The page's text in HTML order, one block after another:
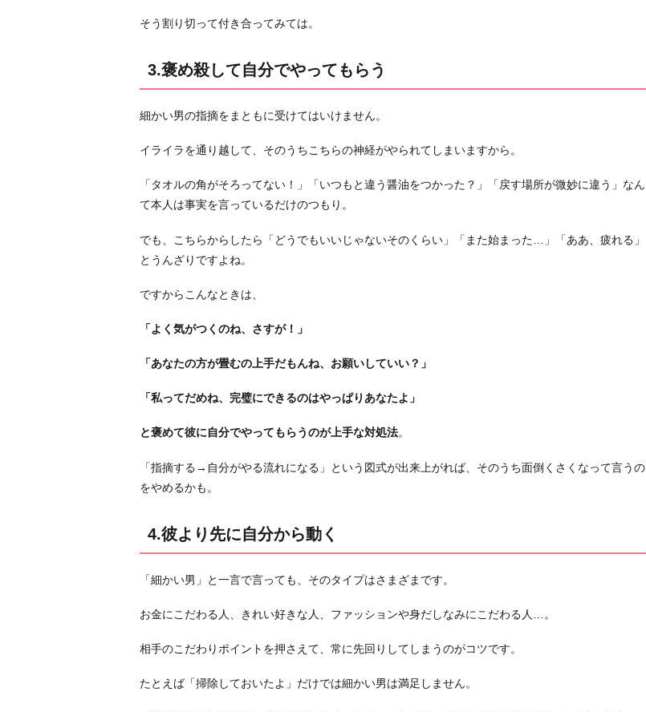
ラ
ク
ス
さ
て
げ
る
と
に
嫌
だ
ハ
キ
言
う
わ
に
そう割り切って付き合ってみては。
3.褒め殺して自分でやってもらう
細かい男の指摘をまともに受けてはいけません。
イライラを通り越して、そのうちこちらの神経がやられてしまいますから。
「タオルの角がそろってない！」「いつもと違う醤油をつかった？」「戻す場所が微妙に違う」なん
て本人は事実を言っているだけのつもり。
でも、こちらからしたら「どうでもいいじゃないそのくらい」「また始まった…」「ああ、疲れる」
とうんざりですよね。
ですからこんなときは、
「よく気がつくのね、さすが！」
「あなたの方が畳むの上手だもんね、お願いしていい？」
「私ってだめね、完璧にできるのはやっぱりあなたよ」
と褒めて彼に自分でやってもらうのが上手な対処法。
「指摘する→自分がやる流れになる」という図式が出来上がれば、そのうち面倒くさくなって言うの
をやめるかも。
4.彼より先に自分から動く
「細かい男」と一言で言っても、そのタイプはさまざまです。
お金にこだわる人、きれい好きな人、ファッションや身だしなみにこだわる人…。
相手のこだわりポイントを押さえて、常に先回りしてしまうのがコツです。
たとえば「掃除しておいたよ」だけでは細かい男は満足しません。